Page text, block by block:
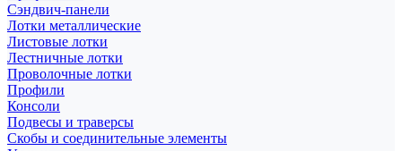
Сэндвич-панели
Лотки металлические
Листовые лотки
Лестничные лотки
Проволочные лотки
Профили
Консоли
Подвесы и траверсы
Скобы и соединительные элементы